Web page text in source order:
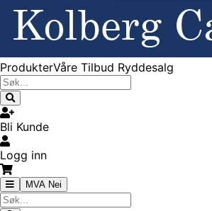
ProdukterVåre Tilbud Ryddesalg
Bli Kunde
Logg inn
MVA Nei